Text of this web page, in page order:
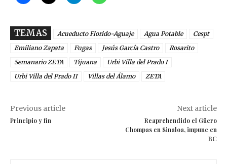
TEMAS Acueducto Florido-Aguaje Agua Potable
Cespt
Emiliano Zapata
Fugas Jesús García Castro
Rosarito
Semanario ZETA
Tijuana
Urbi Villa del Prado I
Urbi Villa del Prado II
Villas del Álamo ZETA
Previous article
Principio y fin
Next article
Reaprehendido el Güero
Chompas en Sinaloa, impune en
BC